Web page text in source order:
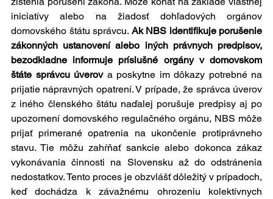
iniciatívy alebo na žiadosť dohľadových orgánov
domovského štátu správcu. Ak NBS identifikuje porušenie
zákonných ustanovení alebo iných právnych predpisov,
bezodkladne informuje príslušné orgány v domovskom
štáte správcu úverov a poskytne im dôkazy potrebné na
prijatie nápravných opatrení. V prípade, že správca úverov
z iného členského štátu naďalej porušuje predpisy aj po
upozornení domovského regulačného orgánu, NBS môže
prijať primerané opatrenia na ukončenie protiprávneho
stavu. Tie môžu zahŕňať sankcie alebo dokonca zákaz
vykonávania činnosti na Slovensku až do odstránenia
nedostatkov. Tento proces je obzvlášť dôležitý v prípadoch,
keď dochádza k závažnému ohrozeniu kolektívnych